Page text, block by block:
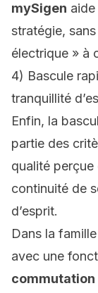
mySigen
stratégie,
électrique » à
4) Bascule
tranquillité
Enfin, la
partie des
qualité perçue
continuité de
d’esprit.
Dans la
avec une